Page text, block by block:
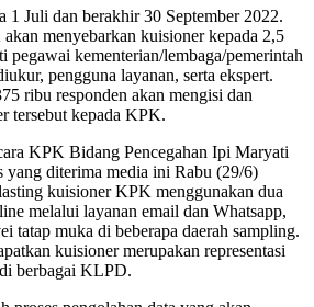
1 Juli dan berakhir 30 September 2022.
menyebarkan kuisioner kepada 2,5
pegawai kementerian/lembaga/pemerintah
pengguna layanan, serta ekspert.
ribu responden akan mengisi dan
tersebut kepada KPK.
KPK Bidang Pencegahan Ipi Maryati
yang diterima media ini Rabu (29/6)
kuisioner KPK menggunakan dua
melalui layanan email dan Whatsapp,
tatap muka di beberapa daerah sampling.
kuisioner merupakan representasi
berbagai KLPD.